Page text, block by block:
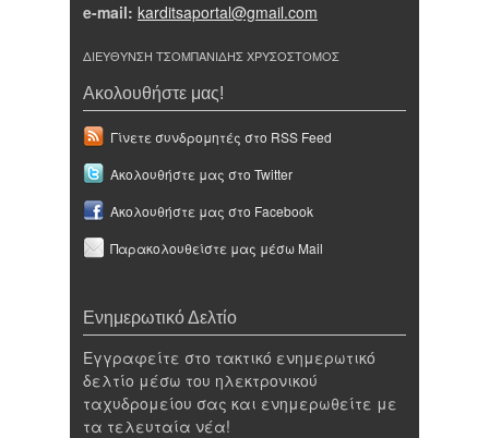
e-mail: karditsaportal@gmail.com
ΔΙΕΥΘΥΝΣΗ ΤΣΟΜΠΑΝΙΔΗΣ ΧΡΥΣΟΣΤΟΜΟΣ
Ακολουθήστε μας!
Γίνετε συνδρομητές στο RSS Feed
Ακολουθήστε μας στο Twitter
Ακολουθήστε μας στο Facebook
Παρακολουθείστε μας μέσω Mail
Ενημερωτικό Δελτίο
Εγγραφείτε στο τακτικό ενημερωτικό
δελτίο μέσω του ηλεκτρονικού
ταχυδρομείου σας και ενημερωθείτε με
τα τελευταία νέα!